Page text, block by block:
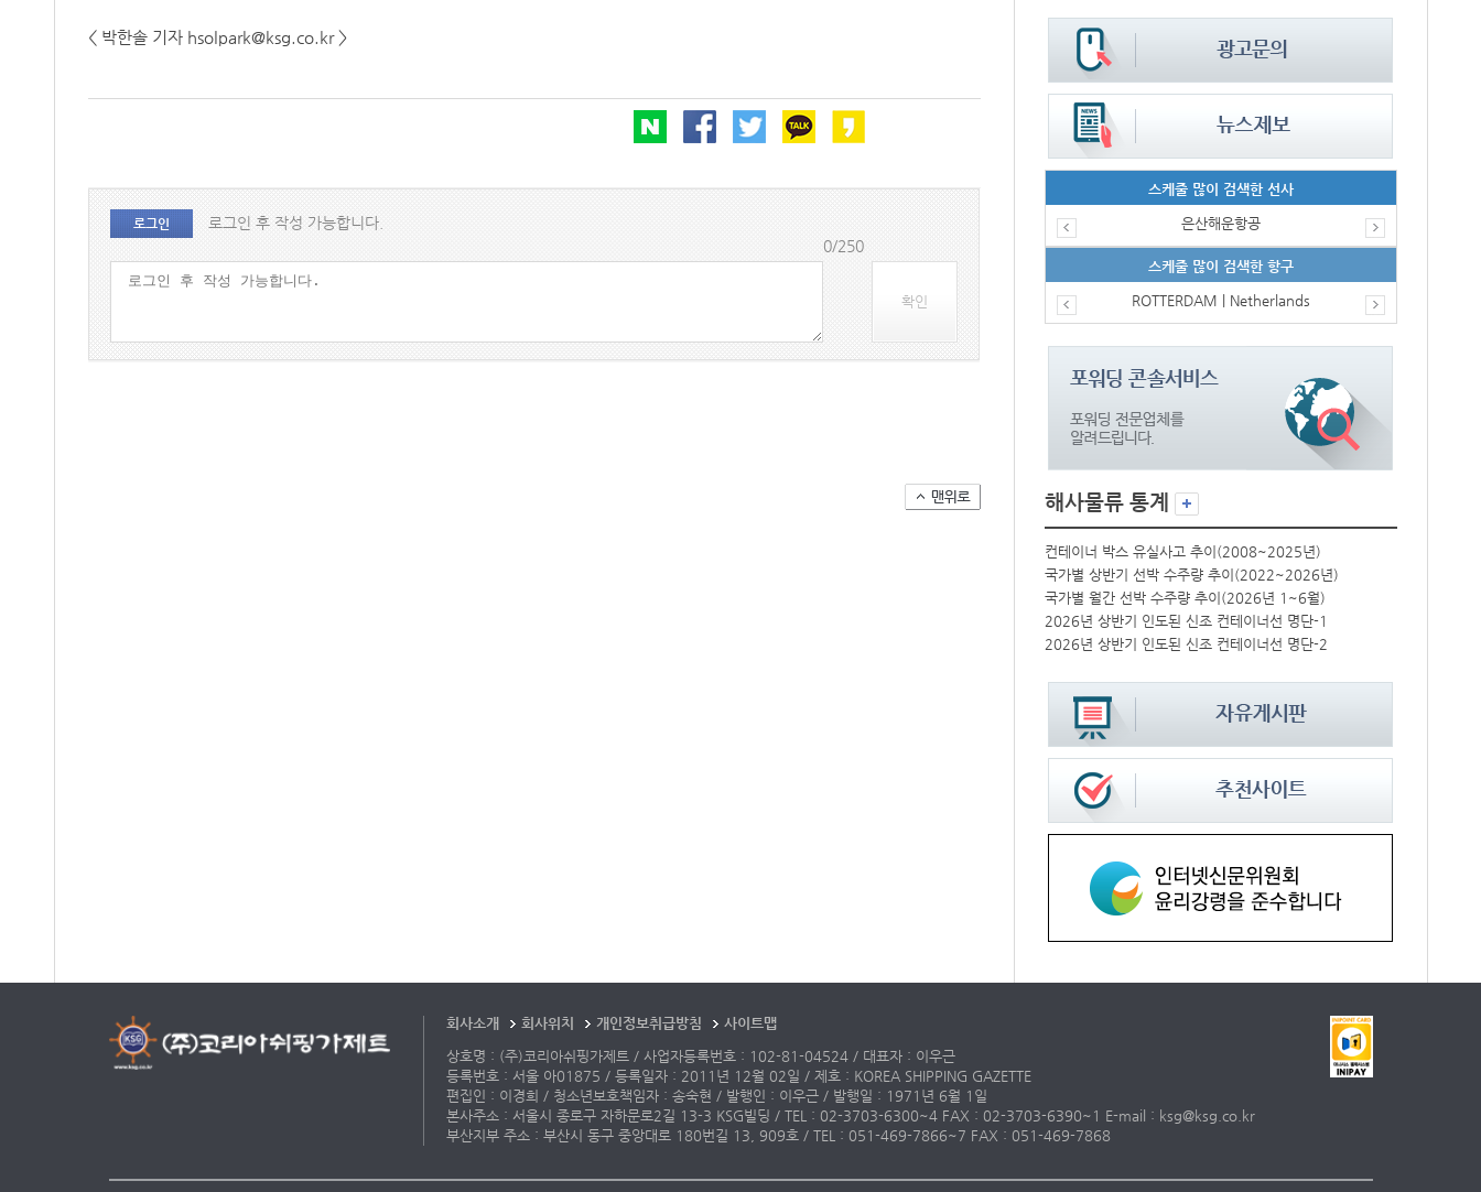
< 박한솔 기자 hsolpark@ksg.co.kr >
로그인
로그인 후 작성 가능합니다.
0/250
확인
스케줄 많이 검색한 선사
은산해운항공
스케줄 많이 검색한 항구
NANSHA | China ROTTERDAM | Netherlands
해사물류 통계
컨테이너 박스 유실사고 추이(2008~2025년)
국가별 상반기 선박 수주량 추이(2022~2026년)
국가별 월간 선박 수주량 추이(2026년 1~6월)
2026년 상반기 인도된 신조 컨테이너선 명단-1
2026년 상반기 인도된 신조 컨테이너선 명단-2
회사소개 회사위치 개인정보취급방침
사이트맵
상호명 : (주)코리아쉬핑가제트 / 사업자등록번호 : 102-81-04524 / 대표자 : 이우근
등록번호 : 서울 아01875 / 등록일자 : 2011년 12월 02일 / 제호 : KOREA SHIPPING GAZETTE
편집인 : 이경희 / 청소년보호책임자 : 송숙현 / 발행인 : 이우근 / 발행일 : 1971년 6월 1일
본사주소 : 서울시 종로구 자하문로2길 13-3 KSG빌딩 / TEL : 02-3703-6300~4 FAX : 02-3703-6390~1 E-mail : ksg@ksg.co.kr
부산지부 주소 : 부산시 동구 중앙대로 180번길 13, 909호 / TEL : 051-469-7866~7 FAX : 051-469-7868